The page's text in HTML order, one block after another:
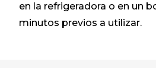
en la refrigeradora o en un
minutos previos a utilizar.